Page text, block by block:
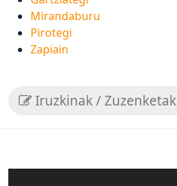
Mirandaburu
Pirotegi
Zapiain
Iruzkinak / Zuzenketak